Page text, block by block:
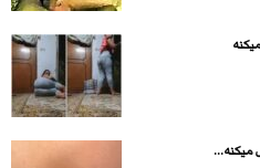
میکنه...